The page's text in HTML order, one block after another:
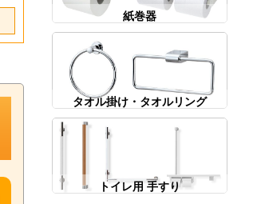
紙巻器
タオル掛け・タオルリング
トイレ用 手すり